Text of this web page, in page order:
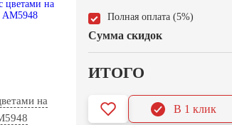
на
Полная оплата (5%)
Сумма скидок
ИТОГО
В 1 клик